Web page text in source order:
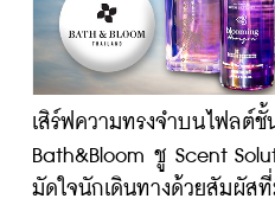
เสิร์ฟความทรงจำบนไฟลต์
Bath&Bloom ชู Scent
มัดใจนักเดินทางด้วยสัมผัสที่